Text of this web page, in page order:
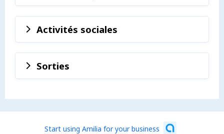
Activités sociales
Sorties
Start using Amilia for your business